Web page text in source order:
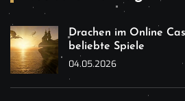
Drachen im Online
beliebte Spiele
04.05.2026